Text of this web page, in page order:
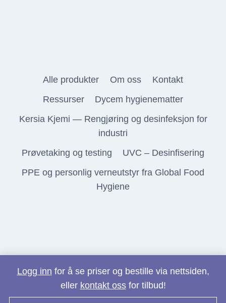
Logg inn for å se priser og bestille via nettsiden,
eller kontakt ossfor tilbud!
Alle produkter Om oss
Kontakt
Ressurser
Dycem hygienematter
Kersia Kjemi — Rengjøring og desinfeksjon for
industri
Prøvetaking og testing
UVC – Desinfisering
PPE og personlig verneutstyr fra Global Food
Hygiene